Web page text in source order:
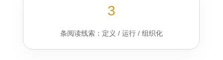
3
条阅读线索：定义 / 运行 / 组织化